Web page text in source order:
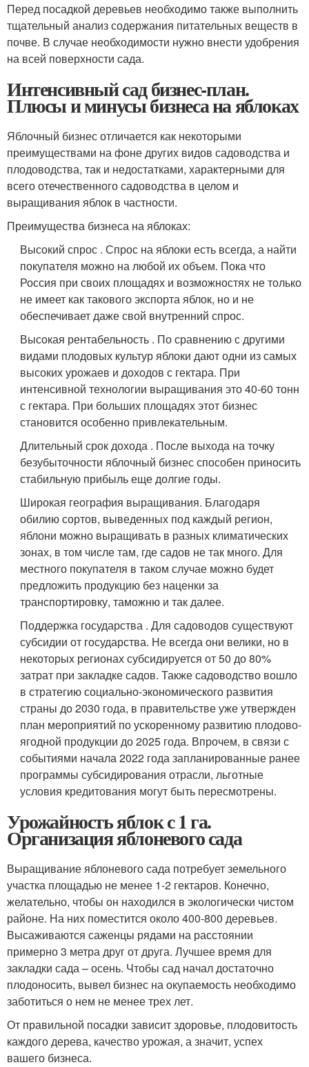
Перед посадкой деревьев необходимо также выполнить
тщательный анализ содержания питательных веществ в
почве. В случае необходимости нужно внести удобрения
на всей поверхности сада.
Интенсивный сад бизнес-план.
Плюсы и минусы бизнеса на яблоках
Яблочный бизнес отличается как некоторыми
преимуществами на фоне других видов садоводства и
плодоводства, так и недостатками, характерными для
всего отечественного садоводства в целом и
выращивания яблок в частности.
Преимущества бизнеса на яблоках:
Высокий спрос . Спрос на яблоки есть всегда, а найти
покупателя можно на любой их объем. Пока что
Россия при своих площадях и возможностях не только
не имеет как такового экспорта яблок, но и не
обеспечивает даже свой внутренний спрос.
Высокая рентабельность . По сравнению с другими
видами плодовых культур яблоки дают одни из самых
высоких урожаев и доходов с гектара. При
интенсивной технологии выращивания это 40-60 тонн
с гектара. При больших площадях этот бизнес
становится особенно привлекательным.
Длительный срок дохода . После выхода на точку
безубыточности яблочный бизнес способен приносить
стабильную прибыль еще долгие годы.
Широкая география выращивания. Благодаря
обилию сортов, выведенных под каждый регион,
яблони можно выращивать в разных климатических
зонах, в том числе там, где садов не так много. Для
местного покупателя в таком случае можно будет
предложить продукцию без наценки за
транспортировку, таможню и так далее.
Поддержка государства . Для садоводов существуют
субсидии от государства. Не всегда они велики, но в
некоторых регионах субсидируется от 50 до 80%
затрат при закладке садов. Также садоводство вошло
в стратегию социально-экономического развития
страны до 2030 года, в правительстве уже утвержден
план мероприятий по ускоренному развитию плодово-
ягодной продукции до 2025 года. Впрочем, в связи с
событиями начала 2022 года запланированные ранее
программы субсидирования отрасли, льготные
условия кредитования могут быть пересмотрены.
Урожайность яблок с 1 га.
Организация яблоневого сада
Выращивание яблоневого сада потребует земельного
участка площадью не менее 1-2 гектаров. Конечно,
желательно, чтобы он находился в экологически чистом
районе. На них поместится около 400-800 деревьев.
Высаживаются саженцы рядами на расстоянии
примерно 3 метра друг от друга. Лучшее время для
закладки сада – осень. Чтобы сад начал достаточно
плодоносить, вывел бизнес на окупаемость необходимо
заботиться о нем не менее трех лет.
От правильной посадки зависит здоровье, плодовитость
каждого дерева, качество урожая, а значит, успех
вашего бизнеса.